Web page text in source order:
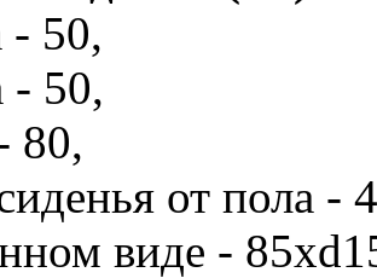
50,
- 50,
80,
от пола -
виде -